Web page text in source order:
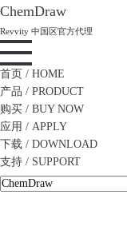
ChemDraw
Revvity 中国区官方代理
首页 / HOME
产品 / PRODUCT
购买 / BUY NOW
应用 / APPLY
下载 / DOWNLOAD
支持 / SUPPORT